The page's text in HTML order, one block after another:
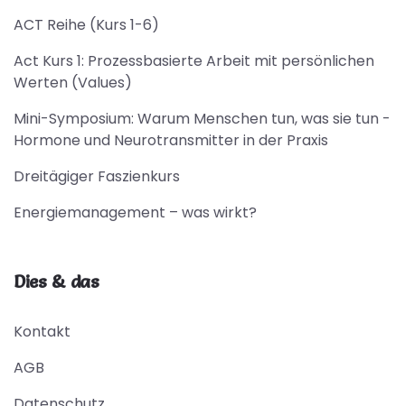
ACT Reihe (Kurs 1-6)
Act Kurs 1: Prozessbasierte Arbeit mit persönlichen
Werten (Values)
Mini-Symposium: Warum Menschen tun, was sie tun -
Hormone und Neurotransmitter in der Praxis
Dreitägiger Faszienkurs
Energiemanagement – was wirkt?
Dies & das
Kontakt
AGB